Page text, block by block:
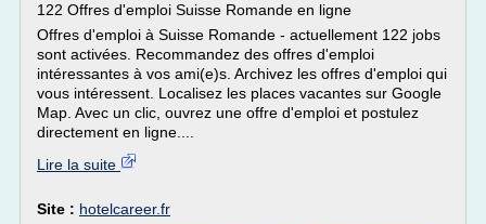
122 Offres d'emploi Suisse Romande en ligne
Offres d'emploi à Suisse Romande - actuellement 122 jobs
sont activées. Recommandez des offres d'emploi
intéressantes à vos ami(e)s. Archivez les offres d'emploi qui
vous intéressent. Localisez les places vacantes sur Google
Map. Avec un clic, ouvrez une offre d'emploi et postulez
directement en ligne....
Lire la suite
Site : hotelcareer.fr